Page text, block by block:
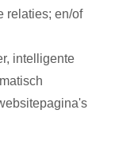
relaties; en/of
intelligente